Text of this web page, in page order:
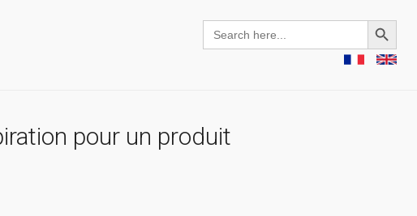
Search
for:
Search Button
pour un produit